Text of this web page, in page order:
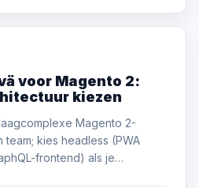
voor Magento 2:
kiezen
Magento 2-
kies headless (PWA
frontend) als je